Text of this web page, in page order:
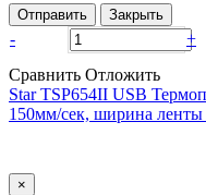
Отправить Закрыть
- +
Сравнить Отложить
Star ТSP654II USB
150мм/сек, ширина ленты
×